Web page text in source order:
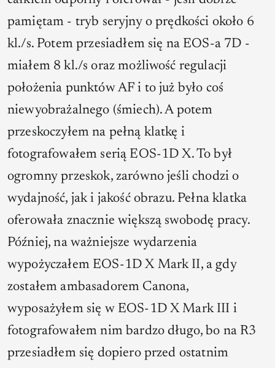
pamiętam - tryb seryjny o prędkości około 6
kl./s. Potem przesiadłem się na EOS-a 7D -
miałem 8 kl./s oraz możliwość regulacji
położenia punktów AF i to już było coś
niewyobrażalnego (śmiech). A potem
przeskoczyłem na pełną klatkę i
fotografowałem serią EOS-1D X. To był
ogromny przeskok, zarówno jeśli chodzi o
wydajność, jak i jakość obrazu. Pełna klatka
oferowała znacznie większą swobodę pracy.
Później, na ważniejsze wydarzenia
wypożyczałem EOS-1D X Mark II, a gdy
zostałem ambasadorem Canona,
wyposażyłem się w EOS-1D X Mark III i
fotografowałem nim bardzo długo, bo na R3
przesiadłem się dopiero przed ostatnim